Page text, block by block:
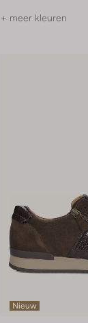
+ meer kleuren
Nieuw